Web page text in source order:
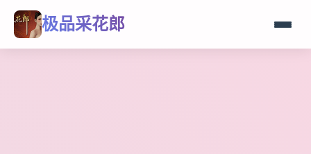
极品采花郎